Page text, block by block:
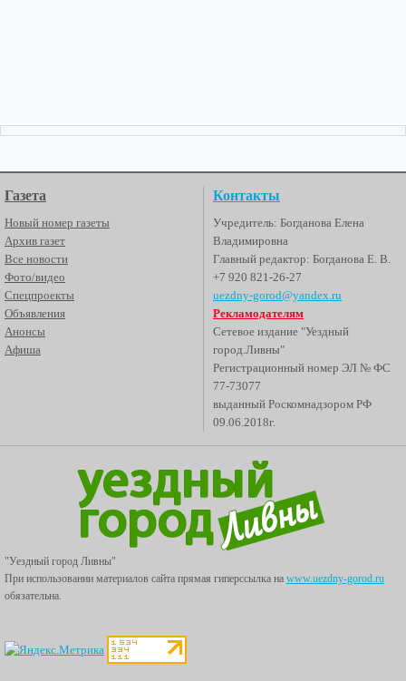
Газета
Новый номер газеты
Архив газет
Все новости
Фото/видео
Спецпроекты
Объявления
Анонсы
Афиша
Контакты
Учредитель: Богданова Елена
Владимировна
Главный редактор: Богданова Е. В.
+7 920 821-26-27
uezdny-gorod@yandex.ru
Рекламодателям
Сетевое издание "Уездный
город.Ливны"
Регистрационный номер ЭЛ № ФС
77-73077
выданный Роскомнадзором РФ
09.06.2018г.
"Уездный город Ливны"
При использовании материалов сайта прямая гиперссылка на www.uezdny-gorod.ru
обязательна.